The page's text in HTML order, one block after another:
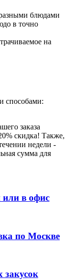
блюдами
в точно
на
способами:
заказа
скидка! Также,
недели -
сумма для
или в офис
по Москве
закусок